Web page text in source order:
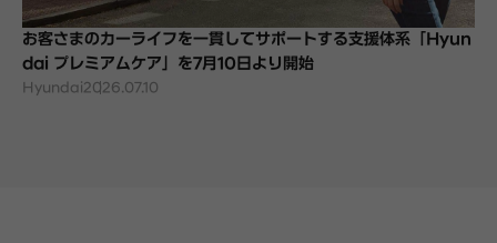
お客さまのカーライフを一貫してサポートする支援体系「Hyun
dai プレミアムケア」を7月10日より開始
Hyundai2026.07.10